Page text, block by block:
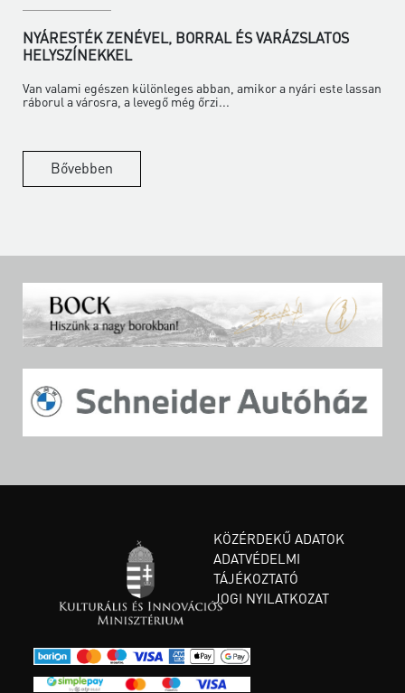
NYÁRESTÉK ZENÉVEL, BORRAL ÉS VARÁZSLATOS
HELYSZÍNEKKEL
Van valami egészen különleges abban, amikor a nyári este lassan
ráborul a városra, a levegő még őrzi...
Bővebben
KÖZÉRDEKŰ ADATOK
ADATVÉDELMI
TÁJÉKOZTATÓ
JOGI NYILATKOZAT